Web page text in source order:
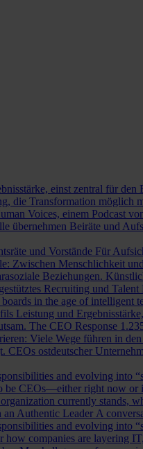
einst zentral für
die Transformation möglich
Voices, einem Podcast
übernehmen Beiräte und
und Vorstände Für
Zwischen Menschlichkeit
Beziehungen.
Recruiting und Talent
in the age of intelligent
Leistung und
The CEO Response
Viele Wege führen in den
CEOs ostdeutscher
and evolving
be CEOs—either right now or
currently
an Authentic Leader A
and evolving
how companies are layering